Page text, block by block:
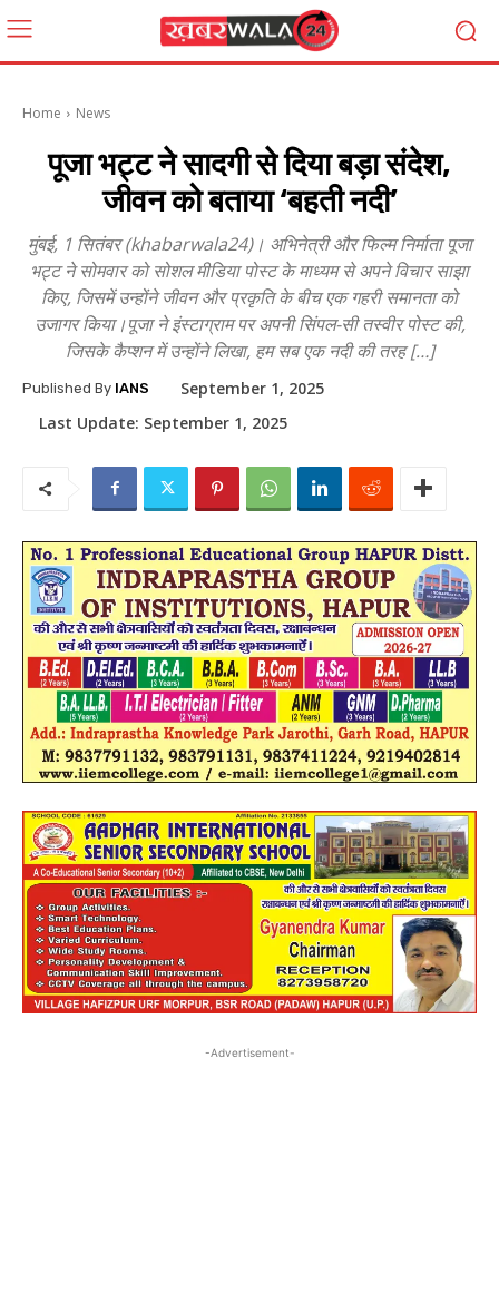
Home News
पूजा भट्ट ने सादगी से दिया बड़ा संदेश,
जीवन को बताया ‘बहती नदी’
मुंबई, 1 सितंबर (khabarwala24)। अभिनेत्री और फिल्म निर्माता पूजा
भट्ट ने सोमवार को सोशल मीडिया पोस्ट के माध्यम से अपने विचार साझा
किए, जिसमें उन्होंने जीवन और प्रकृति के बीच एक गहरी समानता को
उजागर किया।पूजा ने इंस्टाग्राम पर अपनी सिंपल-सी तस्वीर पोस्ट की,
जिसके कैप्शन में उन्होंने लिखा, हम सब एक नदी की तरह […]
Published By IANS
September 1, 2025
Last Update: September 1, 2025
-Advertisement-